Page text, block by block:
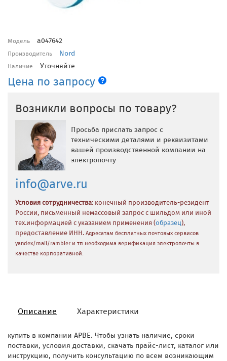
Модель a047642
Производитель Nord
Наличие Уточняйте
Цена по запросу
Возникли вопросы по товару?
Просьба прислать запрос с
техническими деталями и реквизитами
вашей производственной компании на
электропочту
info@arve.ru
Условия сотрудничества: конечный производитель-резидент
России, письменный немассовый запрос с шильдом или иной
тех.информацией с указанием применения (образец),
предоставление ИНН. Адресатам бесплатных почтовых сервисов
yandex/mail/rambler и тп необходима верификация электропочты в
качестве корпоративной.
Описание Характеристики
купить в компании АРВЕ. Чтобы узнать наличие, сроки
поставки, условия доставки, скачать прайс-лист, каталог или
инструкцию, получить консультацию по всем возникающим